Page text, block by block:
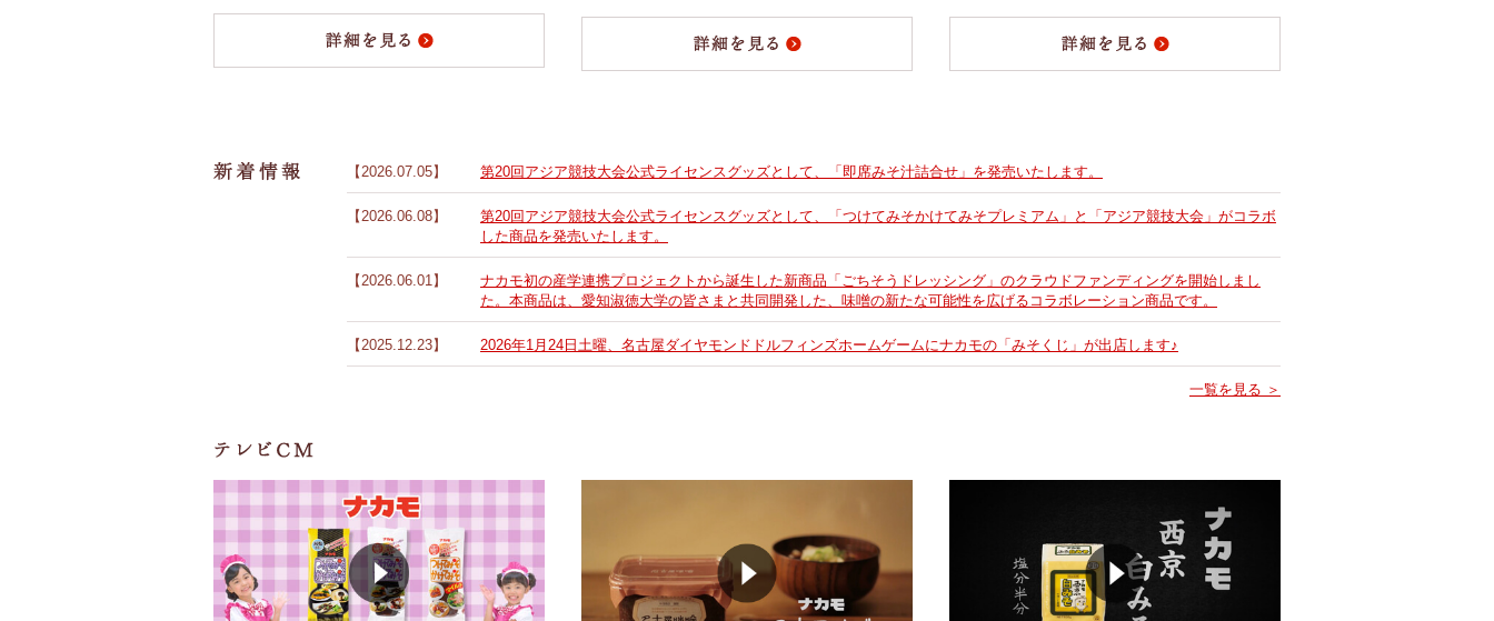
【2026.07.05】 第20回アジア競技大会公式ライセンスグッズとして、「即席みそ汁詰合せ」を発売いたします。
【2026.06.08】
第20回アジア競技大会公式ライセンスグッズとして、「つけてみそかけてみそプレミアム」と「アジア競技大会」がコラボ
した商品を発売いたします。
【2026.06.01】
ナカモ初の産学連携プロジェクトから誕生した新商品「ごちそうドレッシング」のクラウドファンディングを開始しまし
た。本商品は、愛知淑徳大学の皆さまと共同開発した、味噌の新たな可能性を広げるコラボレーション商品です。
【2025.12.23】 2026年1月24日土曜、名古屋ダイヤモンドドルフィンズホームゲームにナカモの「みそくじ」が出店します♪
一覧を見る ＞